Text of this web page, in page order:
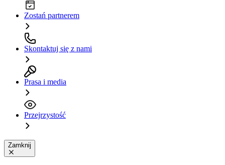
Zostań partnerem
Skontaktuj się z nami
Prasa i media
Przejrzystość
Zamknij